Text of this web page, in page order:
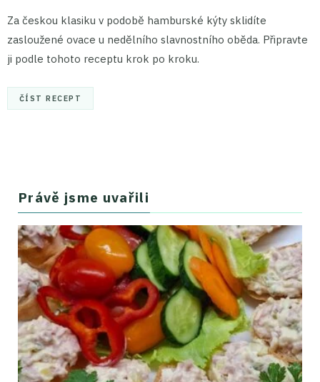
Za českou klasiku v podobě hamburské kýty sklidíte
zasloužené ovace u nedělního slavnostního oběda. Připravte
ji podle tohoto receptu krok po kroku.
ČÍST RECEPT
Právě jsme uvařili